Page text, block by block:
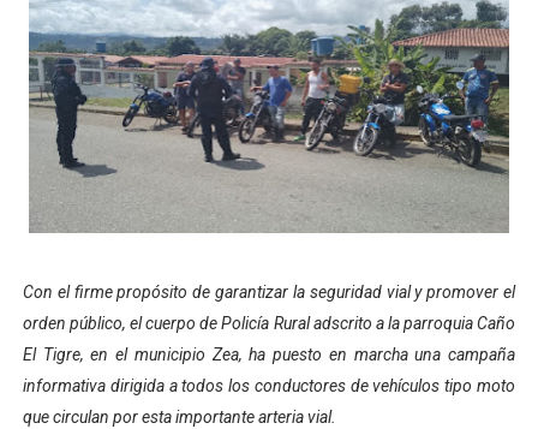
Instituto Nacional de Nutrición celebra Semana
Gobernación de Mérida fortalece el desarrollo
Corposalud inició talleres para aspirantes al curso de
Fortalecen formación académica de médicos en
Fortaleciendo la economía comunal en El Vigía con
Campo Elías consolida plan de bacheo en el sector La
Fundecem inició con éxito el taller vacacional de
El Lactario del Iahula celebra la Semana Mundial de la
Con el firme propósito de garantizar la seguridad vial y promover el
orden público, el cuerpo de Policía Rural adscrito a la parroquia Caño
El Tigre, en el municipio Zea, ha puesto en marcha una campaña
informativa dirigida a todos los conductores de vehículos tipo moto
que circulan por esta importante arteria vial.